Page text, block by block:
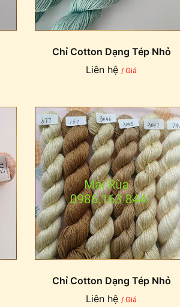
Chỉ Cotton Dạng Tép Nhỏ
Liên hệ / Giá
Chỉ Cotton Dạng Tép Nhỏ
Liên hệ / Giá